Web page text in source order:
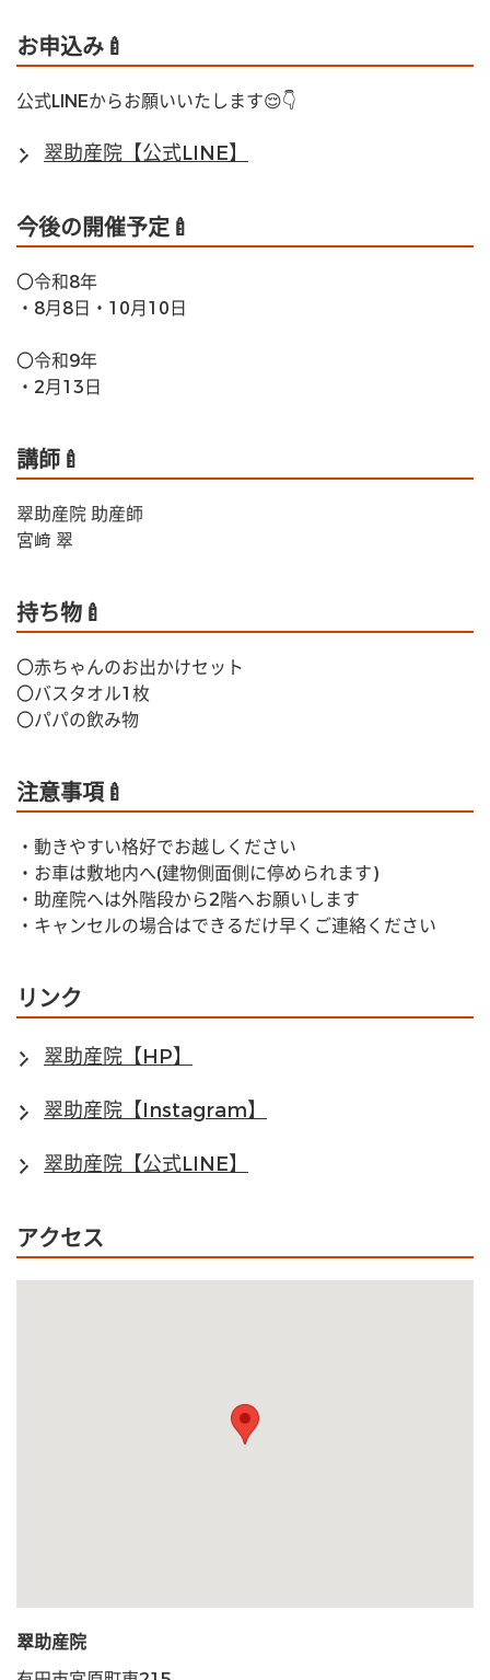
お申込み🍼
公式LINEからお願いいたします😌👇
翠助産院【公式LINE】
今後の開催予定🍼
〇令和8年
・8月8日・10月10日
〇令和9年
・2月13日
講師🍼
翠助産院 助産師
宮﨑 翠
持ち物🍼
〇赤ちゃんのお出かけセット
〇バスタオル1枚
〇パパの飲み物
注意事項🍼
・動きやすい格好でお越しください
・お車は敷地内へ(建物側面側に停められます)
・助産院へは外階段から2階へお願いします
・キャンセルの場合はできるだけ早くご連絡ください
リンク
翠助産院【HP】
翠助産院【Instagram】
翠助産院【公式LINE】
アクセス
翠助産院